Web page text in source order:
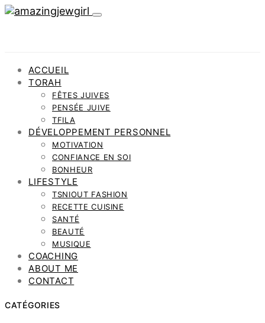
ACCUEIL
TORAH
FÊTES JUIVES
PENSÉE JUIVE
TFILA
DÉVELOPPEMENT PERSONNEL
MOTIVATION
CONFIANCE EN SOI
BONHEUR
LIFESTYLE
TSNIOUT FASHION
RECETTE CUISINE
SANTÉ
BEAUTÉ
MUSIQUE
COACHING
ABOUT ME
CONTACT
CATÉGORIES